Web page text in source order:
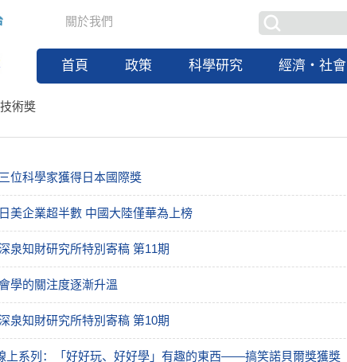
關於我們
首頁 政策 科學研究 經濟・社會
術獎
位科學家獲得日本國際獎
美企業超半數 中國大陸僅華為上榜
知財研究所特別寄稿 第11期
學的關注度逐漸升溫
知財研究所特別寄稿 第10期
上系列：「好好玩、好好學」有趣的東西——搞笑諾貝爾獎獲獎